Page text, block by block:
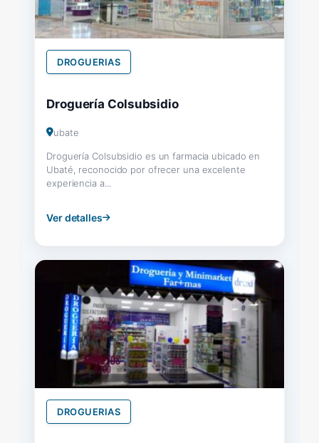
DROGUERIAS
Droguería Colsubsidio
ubate
Droguería Colsubsidio es un farmacia ubicado en
Ubaté, reconocido por ofrecer una excelente
experiencia a...
Ver detalles
DROGUERIAS